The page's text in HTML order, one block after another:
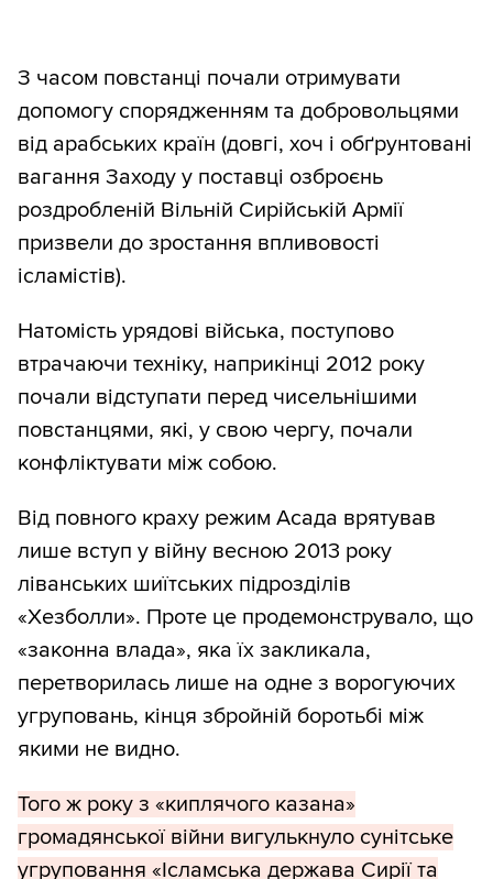
З часом повстанці почали отримувати
допомогу спорядженням та добровольцями
від арабських країн (довгі, хоч і обґрунтовані
вагання Заходу у поставці озброєнь
роздробленій Вільній Сирійській Армії
призвели до зростання впливовості
ісламістів).
Натомість урядові війська, поступово
втрачаючи техніку, наприкінці 2012 року
почали відступати перед чисельнішими
повстанцями, які, у свою чергу, почали
конфліктувати між собою.
Від повного краху режим Асада врятував
лише вступ у війну весною 2013 року
ліванських шиїтських підрозділів
«Хезболли». Проте це продемонструвало, що
«законна влада», яка їх закликала,
перетворилась лише на одне з ворогуючих
угруповань, кінця збройній боротьбі між
якими не видно.
Того ж року з «киплячого казана»
громадянської війни вигулькнуло сунітське
угруповання «Ісламська держава Сирії та